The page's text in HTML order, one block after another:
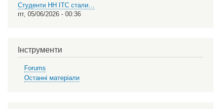
Студенти НН ІТС стали…
пт, 05/06/2026 - 00:36
Інструменти
Forums
Останні матеріали